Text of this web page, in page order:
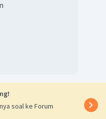
soal ke Forum